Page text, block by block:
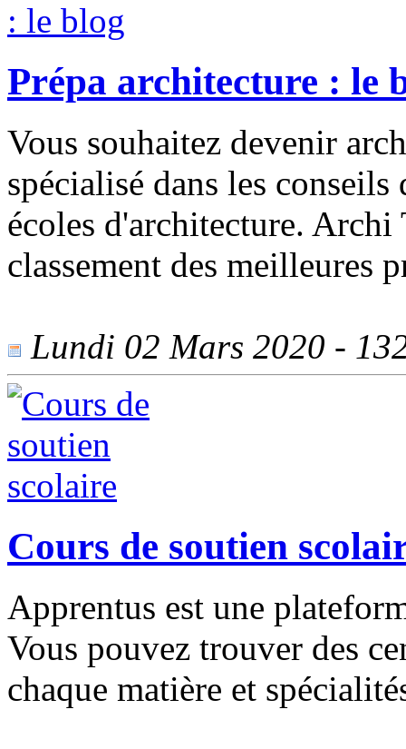
Prépa architecture : le
Vous souhaitez devenir
spécialisé dans les
écoles d'architecture.
classement des meilleures
Lundi 02 Mars 2020 -
Cours de soutien
Apprentus est une
Vous pouvez trouver des
chaque matière et